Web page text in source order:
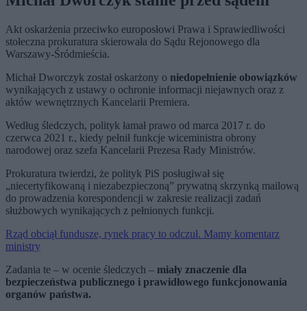
Akt oskarżenia przeciwko europosłowi Prawa i Sprawiedliwości
stołeczna prokuratura skierowała do Sądu Rejonowego dla
Warszawy-Śródmieścia.
Michał Dworczyk został oskarżony o niedopełnienie obowiązków
wynikających z ustawy o ochronie informacji niejawnych oraz z
aktów wewnętrznych Kancelarii Premiera.
Według śledczych, polityk łamał prawo od marca 2017 r. do
czerwca 2021 r., kiedy pełnił funkcje wiceministra obrony
narodowej oraz szefa Kancelarii Prezesa Rady Ministrów.
Prokuratura twierdzi, że polityk PiS posługiwał się
„niecertyfikowaną i niezabezpieczoną” prywatną skrzynką mailową
do prowadzenia korespondencji w zakresie realizacji zadań
służbowych wynikających z pełnionych funkcji.
Rząd obciął fundusze, rynek pracy to odczuł. Mamy komentarz
ministry
Zadania te – w ocenie śledczych – miały znaczenie dla
bezpieczeństwa publicznego i prawidłowego funkcjonowania
organów państwa.